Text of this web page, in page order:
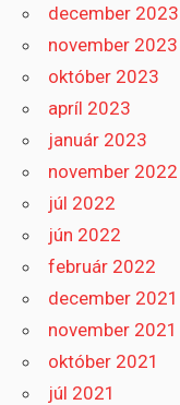
december 2023
november 2023
október 2023
apríl 2023
január 2023
november 2022
júl 2022
jún 2022
február 2022
december 2021
november 2021
október 2021
júl 2021